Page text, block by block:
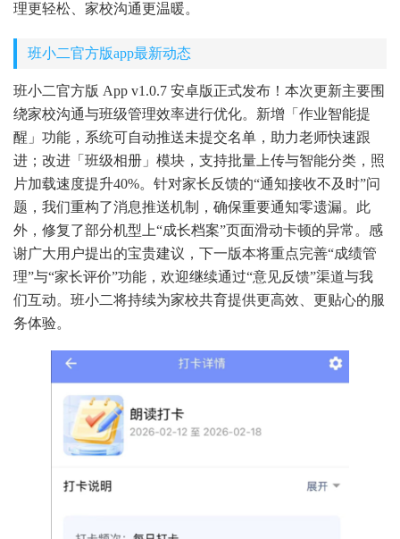
理更轻松、家校沟通更温暖。
班小二官方版app最新动态
班小二官方版 App v1.0.7 安卓版正式发布！本次更新主要围
绕家校沟通与班级管理效率进行优化。新增「作业智能提
醒」功能，系统可自动推送未提交名单，助力老师快速跟
进；改进「班级相册」模块，支持批量上传与智能分类，照
片加载速度提升40%。针对家长反馈的“通知接收不及时”问
题，我们重构了消息推送机制，确保重要通知零遗漏。此
外，修复了部分机型上“成长档案”页面滑动卡顿的异常。感
谢广大用户提出的宝贵建议，下一版本将重点完善“成绩管
理”与“家长评价”功能，欢迎继续通过“意见反馈”渠道与我
们互动。班小二将持续为家校共育提供更高效、更贴心的服
务体验。